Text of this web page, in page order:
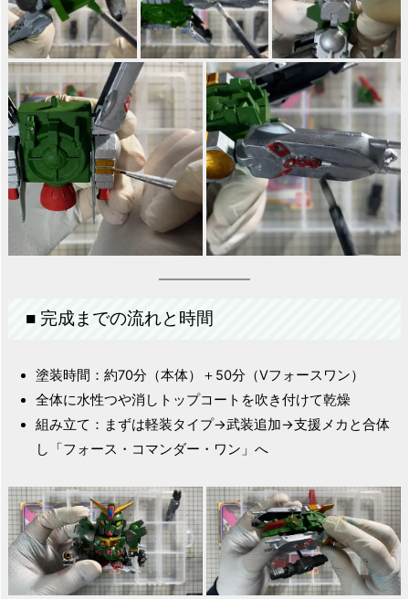
■ 完成までの流れと時間
塗装時間：約70分（本体）＋50分（Vフォースワン）
全体に水性つや消しトップコートを吹き付けて乾燥
組み立て：まずは軽装タイプ→武装追加→支援メカと合体
し「フォース・コマンダー・ワン」へ